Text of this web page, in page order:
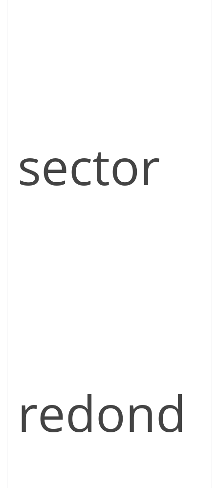
sector
redond